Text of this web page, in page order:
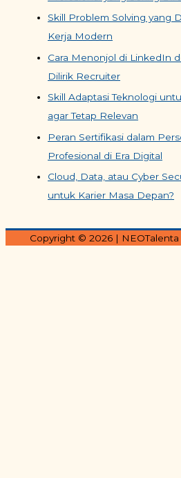
Skill Problem Solving yang
Kerja Modern
Cara Menonjol di LinkedIn
Dilirik Recruiter
Skill Adaptasi Teknologi
agar Tetap Relevan
Peran Sertifikasi dalam
Profesional di Era Digital
Cloud, Data, atau Cyber
untuk Karier Masa Depan?
Copyright © 2026 |